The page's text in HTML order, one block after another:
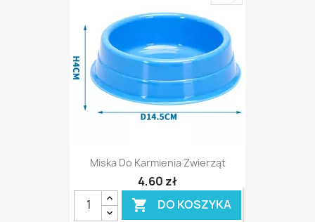
Miska Do Karmienia Zwierząt
4,60 zł
 DO KOSZYKA